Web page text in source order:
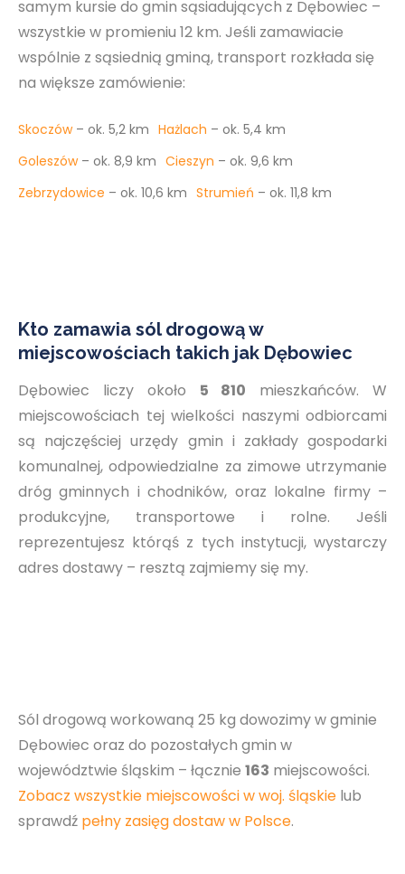
samym kursie do gmin sąsiadujących z Dębowiec –
wszystkie w promieniu 12 km. Jeśli zamawiacie
wspólnie z sąsiednią gminą, transport rozkłada się
na większe zamówienie:
Skoczów – ok. 5,2 km Hażlach – ok. 5,4 km
Goleszów – ok. 8,9 km Cieszyn – ok. 9,6 km
Zebrzydowice – ok. 10,6 km Strumień – ok. 11,8 km
Kto zamawia sól drogową w
miejscowościach takich jak Dębowiec
Dębowiec liczy około 5 810 mieszkańców. W
miejscowościach tej wielkości naszymi odbiorcami
są najczęściej urzędy gmin i zakłady gospodarki
komunalnej, odpowiedzialne za zimowe utrzymanie
dróg gminnych i chodników, oraz lokalne firmy –
produkcyjne, transportowe i rolne. Jeśli
reprezentujesz którąś z tych instytucji, wystarczy
adres dostawy – resztą zajmiemy się my.
Sól drogową workowaną 25 kg dowozimy w gminie
Dębowiec oraz do pozostałych gmin w
województwie śląskim – łącznie 163 miejscowości.
Zobacz wszystkie miejscowości w woj. śląskie lub
sprawdź pełny zasięg dostaw w Polsce.